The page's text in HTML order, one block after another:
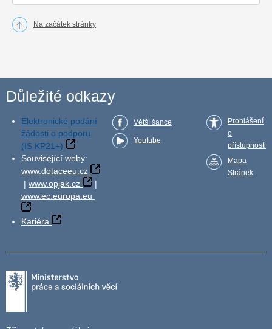
Na začátek stránky
Důležité odkazy
Elektronické podání
žádosti o podporu
(IS KP21+)
Související weby:
www.dotaceeu.cz
| www.opjak.cz
|
www.ec.europa.eu
Kariéra
Větší šance
Youtube
Prohlášení
o
přístupnosti
Mapa
Stránek